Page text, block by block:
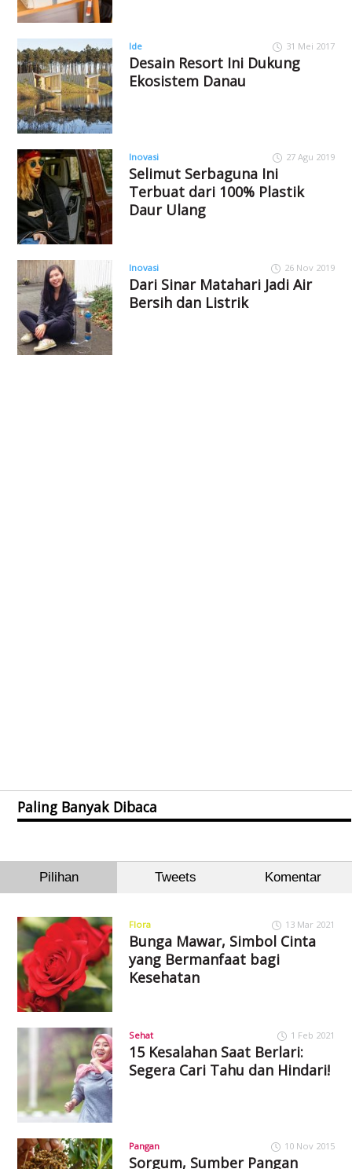
Ide 31 Mei 2017
Desain Resort Ini Dukung
Ekosistem Danau
Inovasi 27 Agu 2019
Selimut Serbaguna Ini
Terbuat dari 100% Plastik
Daur Ulang
Inovasi 26 Nov 2019
Dari Sinar Matahari Jadi Air
Bersih dan Listrik
Paling Banyak Dibaca
Pilihan Tweets Komentar
Flora 13 Mar 2021
Bunga Mawar, Simbol Cinta
yang Bermanfaat bagi
Kesehatan
Sehat 1 Feb 2021
15 Kesalahan Saat Berlari:
Segera Cari Tahu dan Hindari!
Pangan 10 Nov 2015
Sorgum, Sumber Pangan